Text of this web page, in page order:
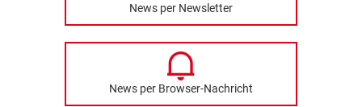
News per Newsletter
News per Browser-Nachricht